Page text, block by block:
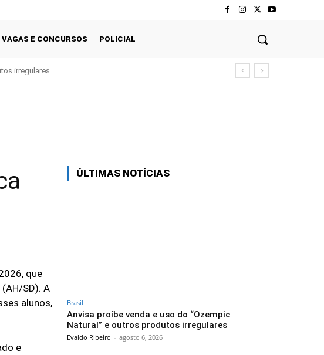
VAGAS E CONCURSOS POLICIAL
irregulares
que
(AH/SD). A
alunos,
e
ÚLTIMAS NOTÍCIAS
Brasil
Anvisa proíbe venda e uso do “Ozempic
Natural” e outros produtos irregulares
Evaldo Ribeiro - agosto 6, 2026